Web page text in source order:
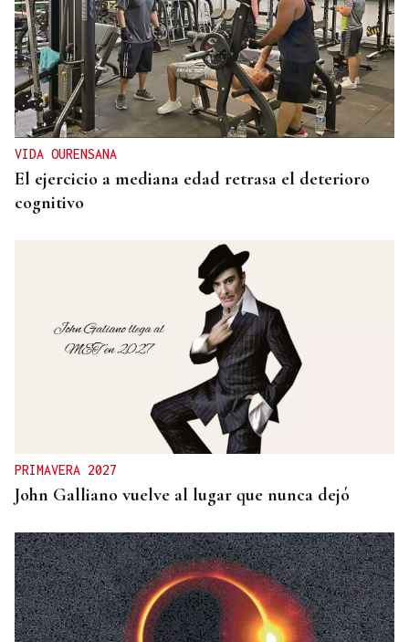
VIDA OURENSANA
El ejercicio a mediana edad retrasa el deterioro
cognitivo
PRIMAVERA 2027
John Galliano vuelve al lugar que nunca dejó